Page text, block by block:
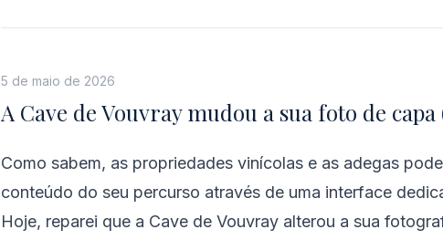
5 de maio de 2026
A Cave de Vouvray mudou a sua foto de capa
Como sabem, as propriedades vinícolas e as adegas
conteúdo do seu percurso através de uma interface
Hoje, reparei que a Cave de Vouvray alterou a sua